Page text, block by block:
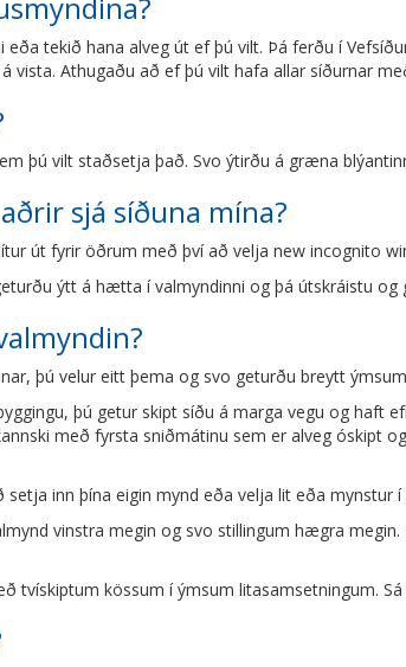
tekið hana alveg út ef þú vilt. Þá ferðu í
vista. Athugaðu að ef þú vilt hafa allar síðurnar
þú vilt staðsetja það. Svo ýtirðu á græna
sjá síðuna mína?
út fyrir öðrum með því að velja new incognito
ýtt á hætta í valmyndinni og þá útskráistu og
þú velur eitt þema og svo geturðu breytt
þú getur skipt síðu á marga vegu og haft
með fyrsta sniðmátinu sem er alveg óskipt
inn þína eigin mynd eða velja lit eða mynstur
vinstra megin og svo stillingum hægra
tvískiptum kössum í ýmsum litasamsetningum.